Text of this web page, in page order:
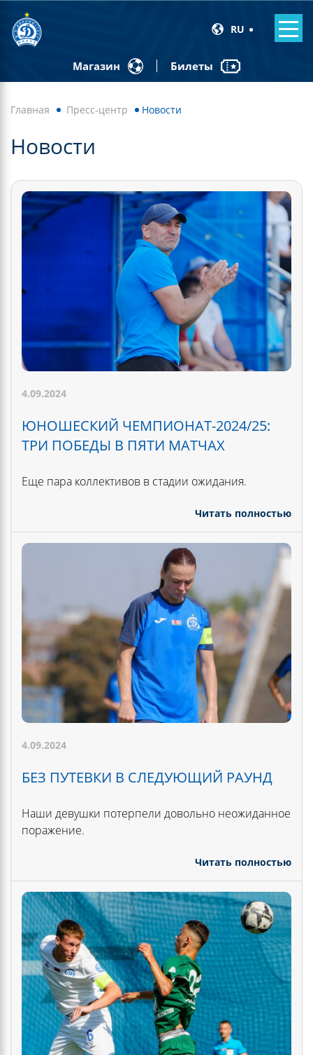
RU
Магазин Билеты
Главная Пресс-центр Новости
Новости
4.09.2024
ЮНОШЕСКИЙ ЧЕМПИОНАТ-2024/25:
ТРИ ПОБЕДЫ В ПЯТИ МАТЧАХ
Еще пара коллективов в стадии ожидания.
Читать полностью
4.09.2024
БЕЗ ПУТЕВКИ В СЛЕДУЮЩИЙ РАУНД
Наши девушки потерпели довольно неожиданное
поражение.
Читать полностью